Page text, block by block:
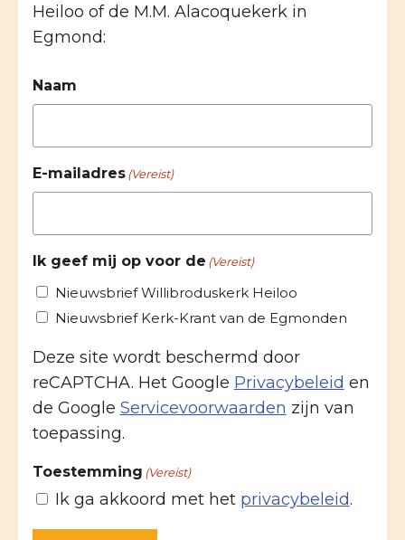
Heiloo of de M.M. Alacoquekerk in
Egmond:
Naam
E-mailadres (Vereist)
Ik geef mij op voor de (Vereist)
Nieuwsbrief Willibroduskerk Heiloo
Nieuwsbrief Kerk-Krant van de Egmonden
Deze site wordt beschermd door
reCAPTCHA. Het Google Privacybeleid en
de Google Servicevoorwaarden zijn van
toepassing.
Toestemming (Vereist)
Ik ga akkoord met het privacybeleid.